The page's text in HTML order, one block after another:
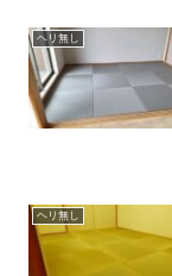
ヘリ無し
ヘリ無し